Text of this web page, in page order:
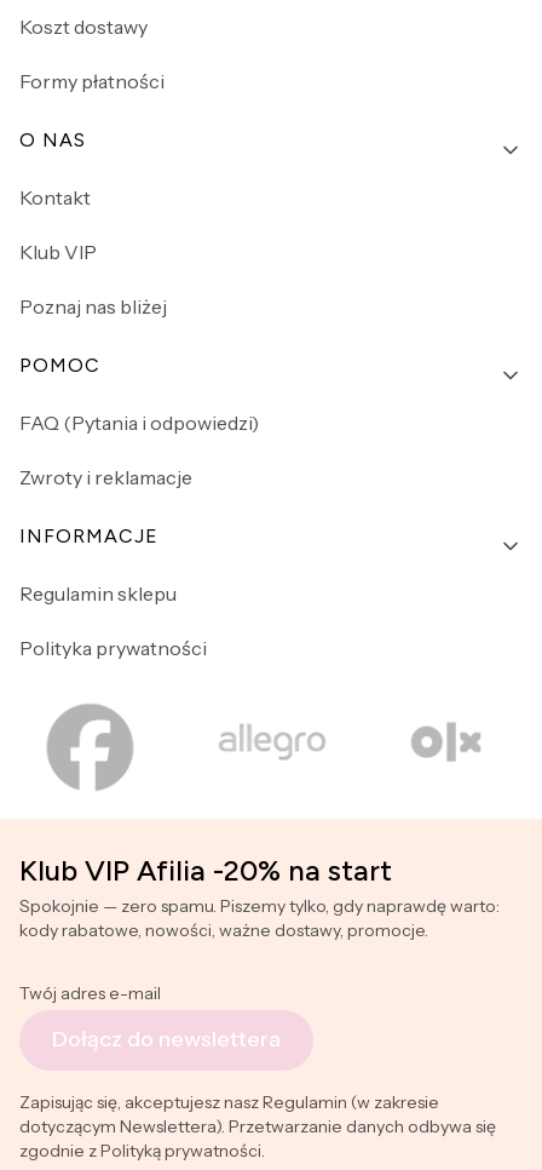
Koszt dostawy
Formy płatności
O NAS
Kontakt
Klub VIP
Poznaj nas bliżej
POMOC
FAQ (Pytania i odpowiedzi)
Zwroty i reklamacje
INFORMACJE
Regulamin sklepu
Polityka prywatności
Klub VIP Afilia -20% na start
Spokojnie — zero spamu. Piszemy tylko, gdy naprawdę warto:
kody rabatowe, nowości, ważne dostawy, promocje.
Twój adres e-mail
Dołącz do newslettera
Zapisując się, akceptujesz nasz Regulamin (w zakresie
dotyczącym Newslettera). Przetwarzanie danych odbywa się
zgodnie z Polityką prywatności.